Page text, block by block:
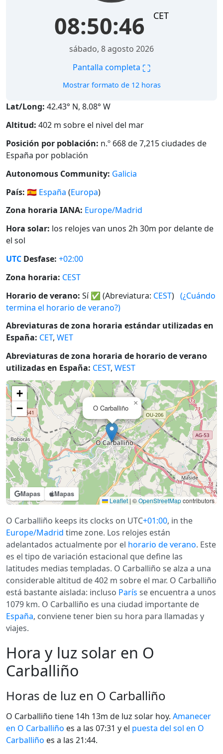
08:50:47 CET
sábado, 8 agosto 2026
Pantalla completa ⛶
Mostrar formato de 12 horas
Lat/Long: 42.43° N, 8.08° W
Altitud: 402 m sobre el nivel del mar
Posición por población: n.º 668 de 7,215 ciudades de
España por población
Autonomous Community: Galicia
País: 🇪🇸 España (Europa)
Zona horaria IANA: Europe/Madrid
Hora solar: los relojes van unos 2h 30m por delante de
el sol
UTC Desfase: +02:00
Zona horaria: CEST
Horario de verano: Sí✅ (Abreviatura: CEST) (¿Cuándo
termina el horario de verano?)
Abreviaturas de zona horaria estándar utilizadas en
España: CET, WET
Abreviaturas de zona horaria de horario de verano
utilizadas en España: CEST, WEST
Mapas Mapas
O Carballiño
×
+
−
Leaflet | ©OpenStreetMapcontributors
O Carballiño keeps its clocks on UTC+01:00, in the
Europe/Madrid time zone. Los relojes están
adelantados actualmente por el horario de verano. Este
es el tipo de variación estacional que define las
latitudes medias templadas. O Carballiño se alza a una
considerable altitud de 402 m sobre el mar. O Carballiño
está bastante aislada: incluso París se encuentra a unos
1079 km. O Carballiño es una ciudad importante de
España, conviene tener bien su hora para llamadas y
viajes.
Hora y luz solar en O
Carballiño
Horas de luz en O Carballiño
O Carballiño tiene 14h 13m de luz solar hoy. Amanecer
en O Carballiño es a las 07:31 y el puesta del sol en O
Carballiño es a las 21:44.